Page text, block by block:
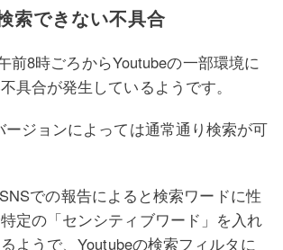
索できない不具合
前8時ごろからYoutubeの一部環境に
具合が発生しているようです。
ージョンによっては通常通り検索が可
での報告によると検索ワードに性
定の「センシティブワード」を入れ
ようで、Youtubeの検索フィルタに